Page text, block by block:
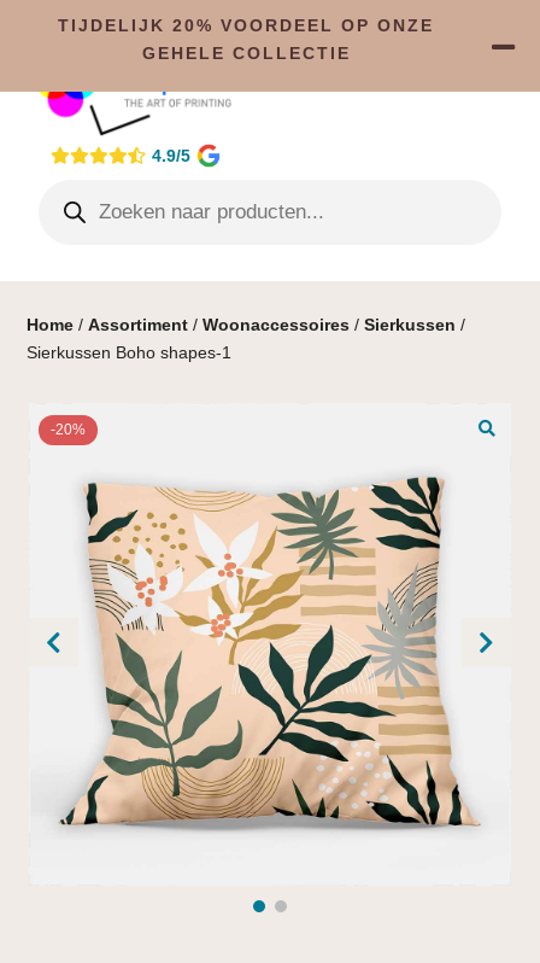
4.9/5
Home /Assortiment /Woonaccessoires /Sierkussen /
Sierkussen Boho shapes-1
-20%
TIJDELIJK 20% VOORDEEL OP ONZE
GEHELE COLLECTIE